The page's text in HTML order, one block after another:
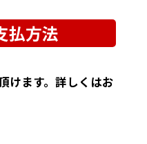
払方法
けます。詳しくはお